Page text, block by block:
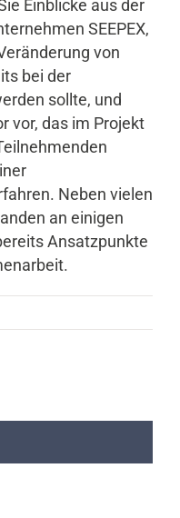
Einblicke aus der
SEEPEX,
von
bei der
sollte, und
vor, das im Projekt
Neben vielen
an einigen
Ansatzpunkte